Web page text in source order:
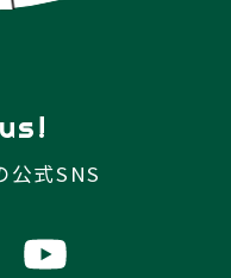
公式SNS